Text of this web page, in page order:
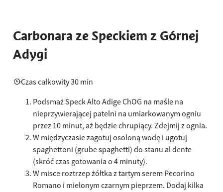
Carbonara ze Speckiem z Górnej
Adygi
Czas całkowity 30 min
Podsmaż Speck Alto Adige ChOG na maśle na
nieprzywierającej patelni na umiarkowanym ogniu
przez 10 minut, aż będzie chrupiący. Zdejmij z ognia.
W międzyczasie zagotuj osoloną wodę i ugotuj
spaghettoni (grube spaghetti) do stanu al dente
(skróć czas gotowania o 4 minuty).
W misce roztrzep żółtka z tartym serem Pecorino
Romano i mielonym czarnym pieprzem. Dodaj kilka